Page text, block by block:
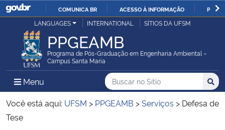
IR
PARA
O
COMUNICA BR ACESSO À INFORMAÇÃO
Ministério da Justiça e Segurança Pública
Ministério da Defesa
Ministério das Relações Exteriores
LANGUAGES INTERNATIONAL SÍTIOS DA UFSM
PPGEAMB
Programa de Pós-Graduação em Engenharia Ambiental –
Campus Santa Maria
Menu Menu Principal do Sítio
Busca
Buscar no no Sítio
Busca:
Você está aqui: UFSM > PPGEAMB >Serviços > Defesa de
Tese